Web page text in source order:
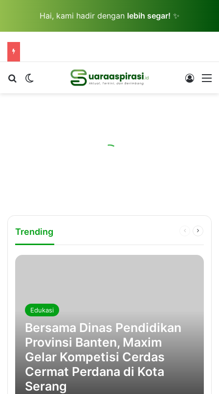
Hai, kami hadir dengan lebih segar! ✨
Cari berita...Switch skin Log In
Trending
Previous
Edukasi
Bersama Dinas Pendidikan
Provinsi Banten, Maxim
Gelar Kompetisi Cerdas
Cermat Perdana di Kota
Serang